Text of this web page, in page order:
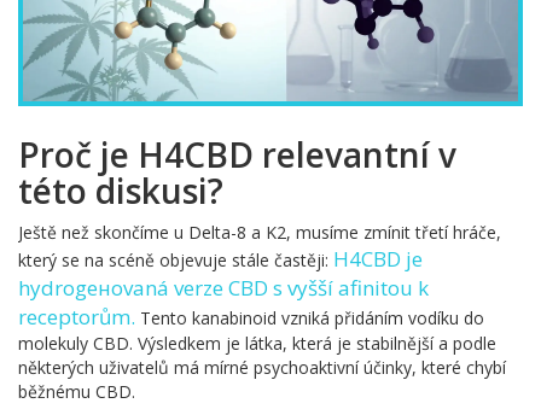
Proč je H4CBD relevantní v
této diskusi?
Ještě než skončíme u Delta-8 a K2, musíme zmínit třetí hráče,
který se na scéně objevuje stále častěji: H4CBD je
hydrogеноvaná verze CBD s vyšší afinitou k
receptorům. Tento kanabinoid vzniká přidáním vodíku do
molekuly CBD. Výsledkem je látka, která je stabilnější a podle
některých uživatelů má mírné psychoaktivní účinky, které chybí
běžnému CBD.